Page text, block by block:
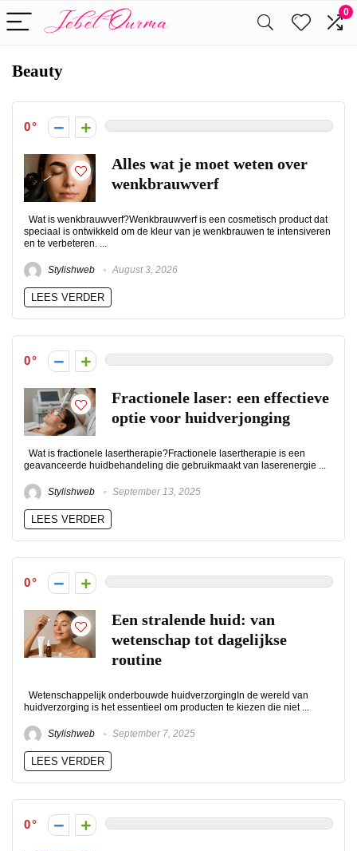
0
Beauty
0
Alles wat je moet weten over
wenkbrauwverf
Wat is wenkbrauwverf?Wenkbrauwverf is een cosmetisch product dat
speciaal is ontwikkeld om de kleur van je wenkbrauwen te intensiveren
en te verbeteren. ...
Stylishweb August 3, 2026
LEES VERDER
0
Fractionele laser: een effectieve
optie voor huidverjonging
Wat is fractionele lasertherapie?Fractionele lasertherapie is een
geavanceerde huidbehandeling die gebruikmaakt van laserenergie ...
Stylishweb September 13, 2025
LEES VERDER
0
Een stralende huid: van
wetenschap tot dagelijkse
routine
Wetenschappelijk onderbouwde huidverzorgingIn de wereld van
huidverzorging is het essentieel om producten te kiezen die niet ...
Stylishweb September 7, 2025
LEES VERDER
0